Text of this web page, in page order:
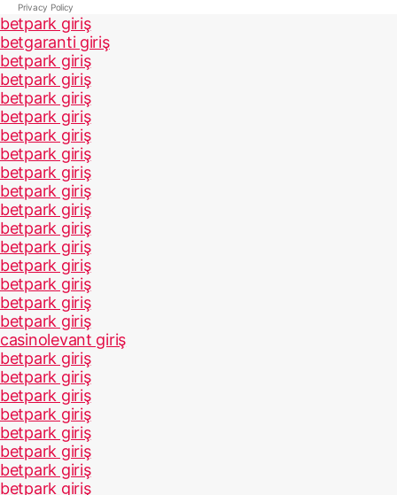
Privacy Policy
betpark giriş
betgaranti giriş
betpark giriş
betpark giriş
betpark giriş
betpark giriş
betpark giriş
betpark giriş
betpark giriş
betpark giriş
betpark giriş
betpark giriş
betpark giriş
betpark giriş
betpark giriş
betpark giriş
betpark giriş
casinolevant giriş
betpark giriş
betpark giriş
betpark giriş
betpark giriş
betpark giriş
betpark giriş
betpark giriş
betpark giriş